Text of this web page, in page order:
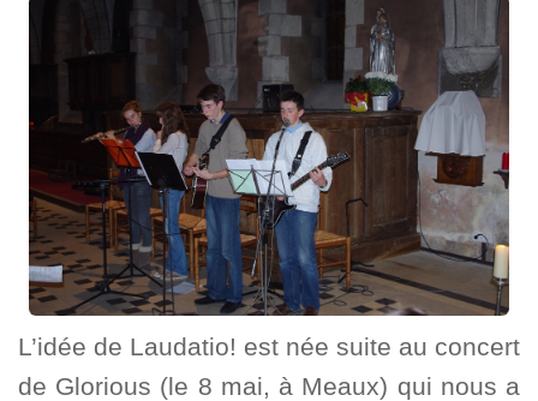
L’idée de Laudatio! est née suite au concert
de Glorious (le 8 mai, à Meaux) qui nous a